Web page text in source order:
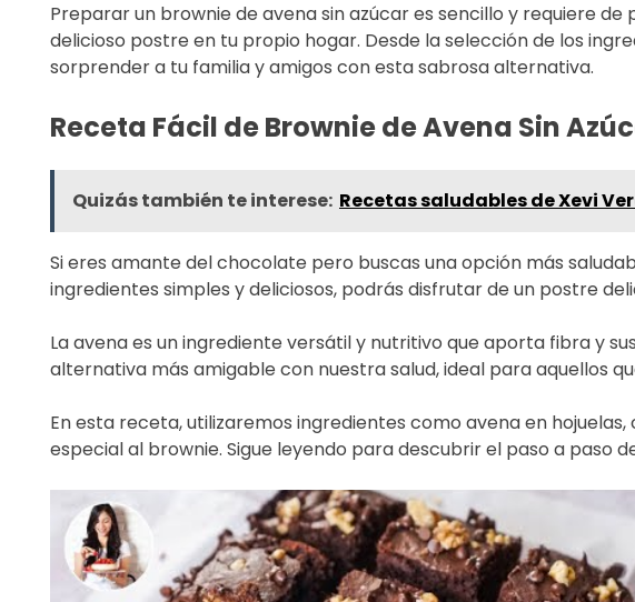
Preparar un brownie de avena sin azúcar es sencillo y requiere
delicioso postre en tu propio hogar. Desde la selección de los
sorprender a tu familia y amigos con esta sabrosa alternativa.
Receta Fácil de Brownie de Avena Sin
Quizás también te interese: Recetas saludables de Xevi
Si eres amante del chocolate pero buscas una opción más
ingredientes simples y deliciosos, podrás disfrutar de un postre
La avena es un ingrediente versátil y nutritivo que aporta fibra y
alternativa más amigable con nuestra salud, ideal para aquellos
En esta receta, utilizaremos ingredientes como avena en
especial al brownie. Sigue leyendo para descubrir el paso a